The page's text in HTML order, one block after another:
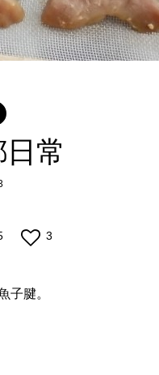
常
3
子腱。